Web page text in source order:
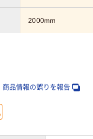
2000mm
商品情報の誤りを報告